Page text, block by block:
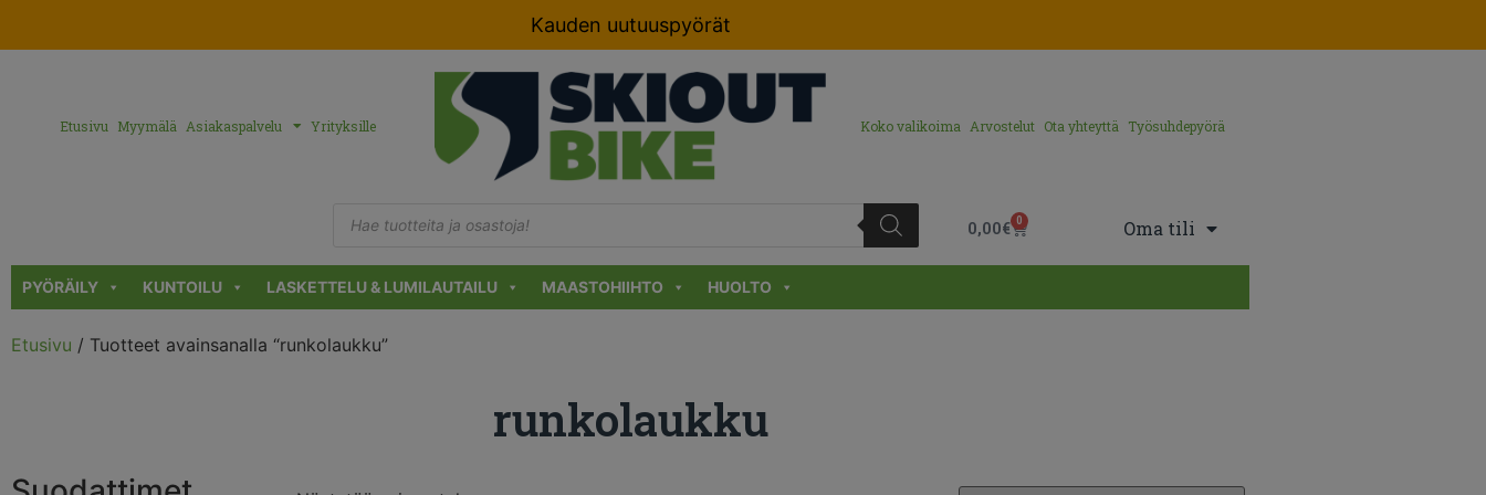
Kauden uutuuspyörät
Etusivu Myymälä Asiakaspalvelu Yrityksille Koko valikoima Arvostelut Ota yhteyttä Työsuhdepyörä
0,00€ 0 Oma tili
PYÖRÄILY KUNTOILU LASKETTELU & LUMILAUTAILU MAASTOHIIHTO HUOLTO
Etusivu / Tuotteet avainsanalla “runkolaukku”
runkolaukku